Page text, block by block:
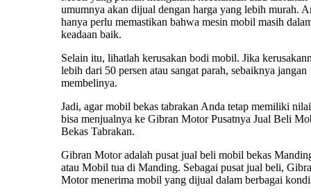
umumnya akan dijual dengan harga yang lebih murah.
hanya perlu memastikan bahwa mesin mobil masih
keadaan baik.
Selain itu, lihatlah kerusakan bodi mobil. Jika
lebih dari 50 persen atau sangat parah, sebaiknya jangan
membelinya.
Jadi, agar mobil bekas tabrakan Anda tetap memiliki
bisa menjualnya ke Gibran Motor Pusatnya Jual Beli
Bekas Tabrakan.
Gibran Motor adalah pusat jual beli mobil bekas
atau Mobil tua di Manding. Sebagai pusat jual beli,
Motor menerima mobil yang dijual dalam berbagai